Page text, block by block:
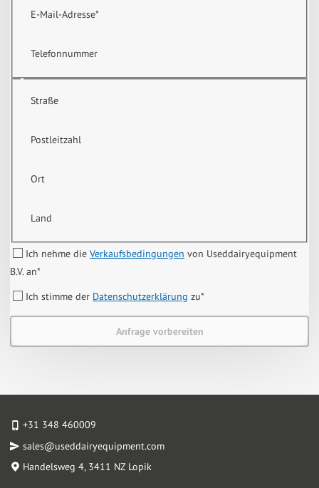
E-Mail-Adresse*
Telefonnummer
Straße
Postleitzahl
Ort
Land
Ich nehme dieVerkaufsbedingungen von Useddairyequipment
B.V. an*
Ich stimme der Datenschutzerklärung zu*
Anfrage vorbereiten
+31 348 460009
sales@useddairyequipment.com
Handelsweg 4, 3411 NZ Lopik